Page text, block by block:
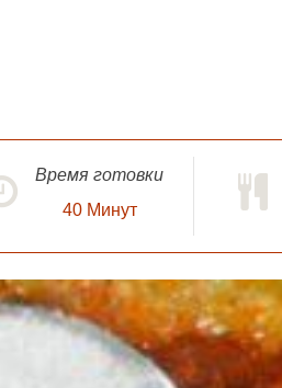
Время готовки
40 Минут